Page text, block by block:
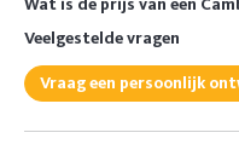
Veelgestelde vragen
Vraag een persoonlijk